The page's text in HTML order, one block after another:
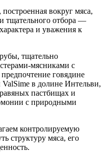
вокруг мяса,
тщательного отбора —
и уважения к
тщательно
мясниками с
говядине
в долине Интельви,
пастбищах и
с природными
контролируемую
структуру мяса, его